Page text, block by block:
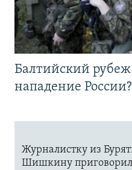
Балтийский
нападение России?